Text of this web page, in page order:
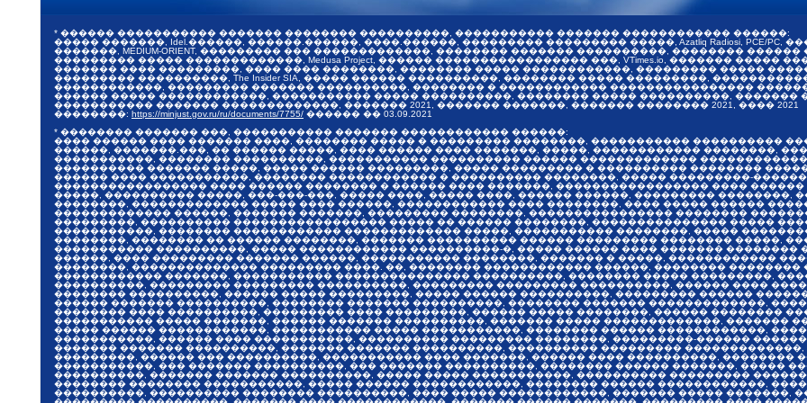
* ������ ����������� ������� �������� ����������, ����������� ������� ������������ ������:
����� �������, Idel.������, ������.������, ����.������, ��������� ��������� �����, Azatliq Radiosi, PCE/
�������, MEDIUM-ORIENT, ��������� ��� �������������, �������� ������� ����������, ��������
��������� ����� �������������, Medusa Project, ������ ����������������� ���, VTimes.io, �������
������� ���� ���������, ���� ���� ��������, �������� ����� ������������, ��������� �����
��������� ����������, The Insider SIA, ����� ������ ����������, �������� ����� ���������,
������������, ��������� ������� ����������, �������� � ������������ ����������������
������ ����� ������������, ����������� ����� ����������, �������� ����� ����������, �������
����������� ������� �������������, ������� 2021, ������� �������, ������� �������� 2021, ���� 2021
��������: https://minjust.gov.ru/ru/documents/7755/ ������ �� 03.09.2021
* �������� ������� ���, ����������� ������� ������������ ������:
���� ������ ���� ������� ����, �������� ����� � ��������� ��������, ����������� ����������
������, �������.���, �� ������ �����, ���� ������ ���� �������, �����, ������������ ��������,
�����������, �������� ����������, ����������� ���������� ������ �������������
���������� ������� �����, ����� ������ ���������, ����� ��������� � ���������� ��������
������ ���� �����������, �������� ������������ � ���������� ��������, ����� ���������-
����������������� ���� ������ �������� � ������ ���� �������, ����������������� ����
�����, ���������� �����, ���-���-���, ����� ����, ����� ����, ������ ������, ��������� ��������,
��������, ������������� ����� ���� ������, ������������ ���� ��������, ���� ����� ������
������������� ������, ������� �������, ��������� ��������, ���������������� ��������
���������, ���������� ����������������� ����� �� ������ ��������, ��������������� �����
�����������, �������� ������������ ������������� �����, ����������� ��������, �����
��������, �������� �� ������ ��������, ������� ���������� ������ ��������� �������� �����,
����������� ����������, ����� ������������ ����������-�, ����� ������ ���� ������� ��������
������, ���� ��������� ������� ������, ����������� ��������, ������� � �����, ������������
��������, �������������� ��������� ����. ��, �������� ������������ ������, �������� ��������
������������ �������, ����������� ��������������� ����������, �������� ����� ���������,
����������, ��������� ��������� ����������, ��������� ��������� ����������, ������ ����
�������� ����������, ������ ����� ���������, ����� ������ ����������, ��������� ������
������ ������� ����������, �������� ������� ����������, �������� ������� �������������,
�������� ���� ����������, ��������� ���� ���������, ������ ����� ��������, ������ ��������
����������� ����� �������, ������ ������� ����������, ������� ����� �������������, �������
����� ������ ������������, ����������� ����� �����������, �������� ������ ������������,
�����������, ������ ���� �����������, ���������� ��������� ��������, ���������-������
������� ������� ����������, ������� ������� ����������, ���������� ���������
���������, ������ ��� ����������, ����������� ���� �������, ������ ���� ����������, ��������
�����������, ��� ������� ����������, ��� ������� ����������, �������� ������ �������, �����
����������, ������� ������� ����������, ����� ����� �����������, ���������� ���������
�������� �������� �����������, ����� ������ ������������, �������� ������ ������������,
����������, ���������� �������� ����������, ���� ����� ������������, ������� ����� �������,